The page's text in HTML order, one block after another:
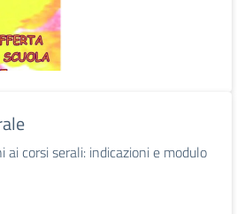
ai corsi serali: indicazioni e modulo